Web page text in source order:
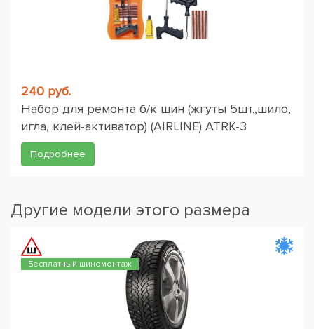
240 руб.
Набор для ремонта б/к шин (жгуты 5шт.,шило,
игла, клей-активатор) (AIRLINE) ATRK-3
Подробнее
Другие модели этого размера
Бесплатный шиномонтаж